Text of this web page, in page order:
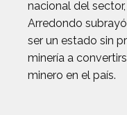
nacional del
Arredondo
ser un estado sin
minería a
minero en el país.